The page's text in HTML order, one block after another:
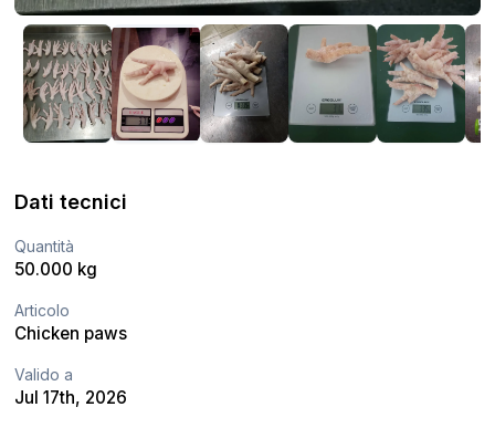
Dati tecnici
Quantità
50.000 kg
Articolo
Chicken paws
Valido a
Jul 17th, 2026